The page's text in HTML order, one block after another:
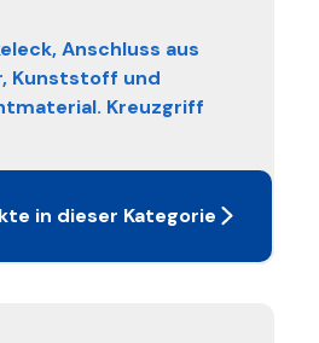
Anschluss aus
Kunststoff und
Kreuzgriff
in dieser Kategorie